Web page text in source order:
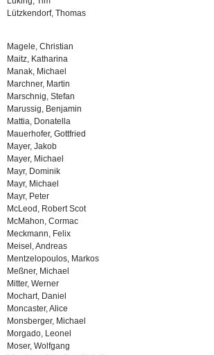
Lützkendorf, Thomas
Magele, Christian
Maitz, Katharina
Manak, Michael
Marchner, Martin
Marschnig, Stefan
Marussig, Benjamin
Mattia, Donatella
Mauerhofer, Gottfried
Mayer, Jakob
Mayer, Michael
Mayr, Dominik
Mayr, Michael
Mayr, Peter
McLeod, Robert Scot
McMahon, Cormac
Meckmann, Felix
Meisel, Andreas
Mentzelopoulos, Markos
Meßner, Michael
Mitter, Werner
Mochart, Daniel
Moncaster, Alice
Monsberger, Michael
Morgado, Leonel
Moser, Wolfgang